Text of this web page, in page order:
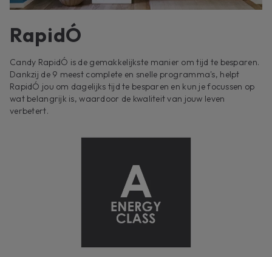
RapidÓ
Candy RapidÓ is de gemakkelijkste manier om tijd te besparen.
Dankzij de 9 meest complete en snelle programma's, helpt
RapidÓ jou om dagelijks tijd te besparen en kun je focussen op
wat belangrijk is, waardoor de kwaliteit van jouw leven
verbetert.